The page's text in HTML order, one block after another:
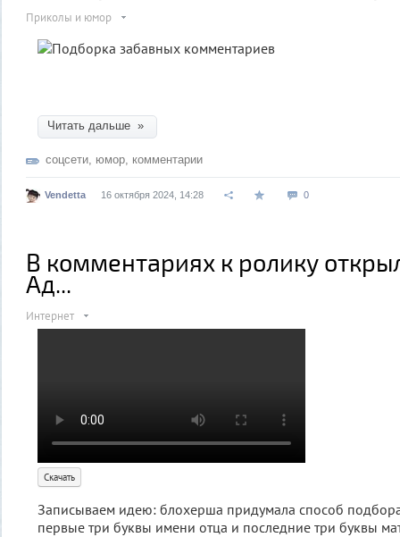
Приколы и юмор
Читать дальше »
соцсети юмор комментарии
Vendetta 16 октября 2024, 14:28 0
В комментариях к ролику
Ад...
Интернет
Скачать
Записываем идею: блохерша придумала способ
первые три буквы имени отца и последние три буквы